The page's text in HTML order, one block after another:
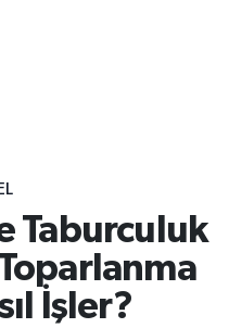
Taburculuk
İşler?